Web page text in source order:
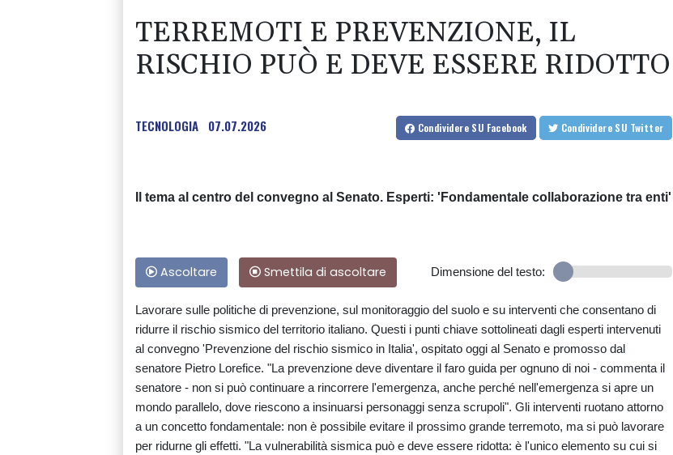
TERREMOTI E PREVENZIONE, IL
RISCHIO PUÒ E DEVE ESSERE RIDOTTO
TECNOLOGIA 07.07.2026 Condividere SU Facebook Condividere SU Twitter
Il tema al centro del convegno al Senato. Esperti: 'Fondamentale collaborazione tra enti'
Ascoltare Smettila di ascoltare Dimensione del testo:
Lavorare sulle politiche di prevenzione, sul monitoraggio del suolo e su interventi che consentano di
ridurre il rischio sismico del territorio italiano. Questi i punti chiave sottolineati dagli esperti intervenuti
al convegno 'Prevenzione del rischio sismico in Italia', ospitato oggi al Senato e promosso dal
senatore Pietro Lorefice. "La prevenzione deve diventare il faro guida per ognuno di noi - commenta il
senatore - non si può continuare a rincorrere l'emergenza, anche perché nell'emergenza si apre un
mondo parallelo, dove riescono a insinuarsi personaggi senza scrupoli". Gli interventi ruotano attorno
a un concetto fondamentale: non è possibile evitare il prossimo grande terremoto, ma si può lavorare
per ridurne gli effetti. "La vulnerabilità sismica può e deve essere ridotta: è l'unico elemento su cui si